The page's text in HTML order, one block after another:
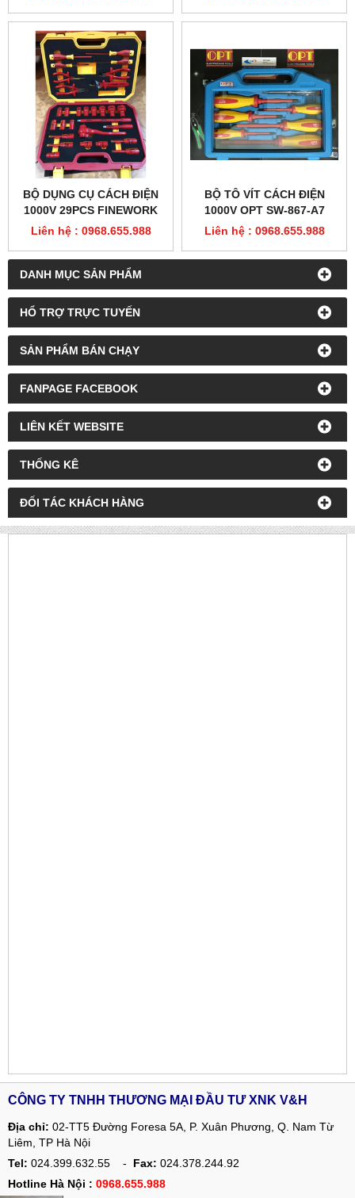
DANH MỤC SẢN PHẨM
HỔ TRỢ TRỰC TUYẾN
SẢN PHẨM BÁN CHẠY
FANPAGE FACEBOOK
LIÊN KẾT WEBSITE
THỐNG KÊ
ĐỐI TÁC KHÁCH HÀNG
BỘ DỤNG CỤ CÁCH ĐIỆN
1000V 29PCS FINEWORK
99LB003
Liên hệ : 0968.655.988
BỘ TÔ VÍT CÁCH ĐIỆN
1000V OPT SW-867-A7
Liên hệ : 0968.655.988
CÔNG TY TNHH THƯƠNG MẠI ĐẦU TƯ XNK V&H
Địa chỉ: 02-TT5 Đường Foresa 5A, P. Xuân Phương, Q. Nam Từ
Liêm, TP Hà Nội
Tel: 024.399.632.55 - Fax: 024.378.244.92
Hotline Hà Nội : 0968.655.988